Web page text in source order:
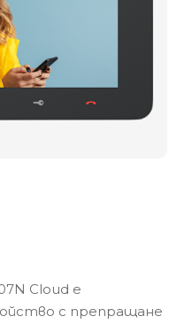
Cloud е
с препращане